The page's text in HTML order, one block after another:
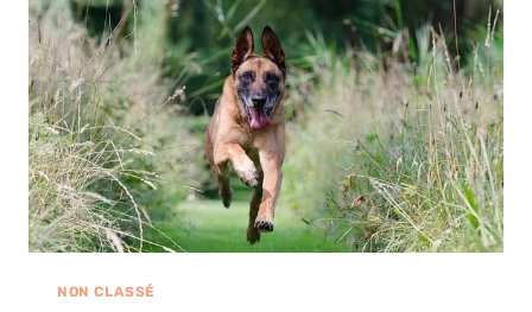
SOCIALISER
MON
CHIOT
?
NON CLASSÉ